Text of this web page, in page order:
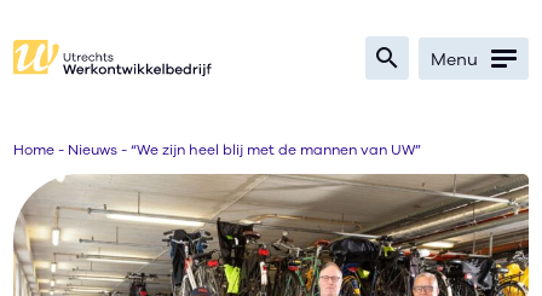
search Menu
Bedrijven
Home- Nieuws-“We zijn heel blij met de mannen van UW”